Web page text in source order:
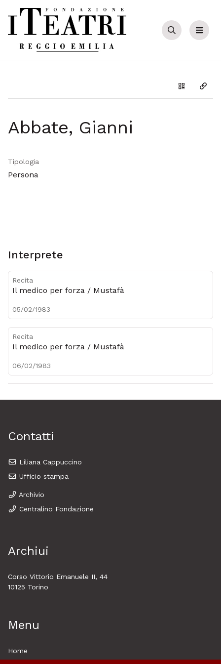
Cerca Menu
Genera il
Abbate, Gianni
Tipologia
Persona
Interprete
Recita
Il medico per forza / Mustafà
05/02/1983
Recita
Il medico per forza / Mustafà
06/02/1983
Contatti
Liliana Cappuccino
Ufficio stampa
Archivio
Centralino Fondazione
Archiui
Corso Vittorio Emanuele II, 44
10125 Torino
Menu
Home